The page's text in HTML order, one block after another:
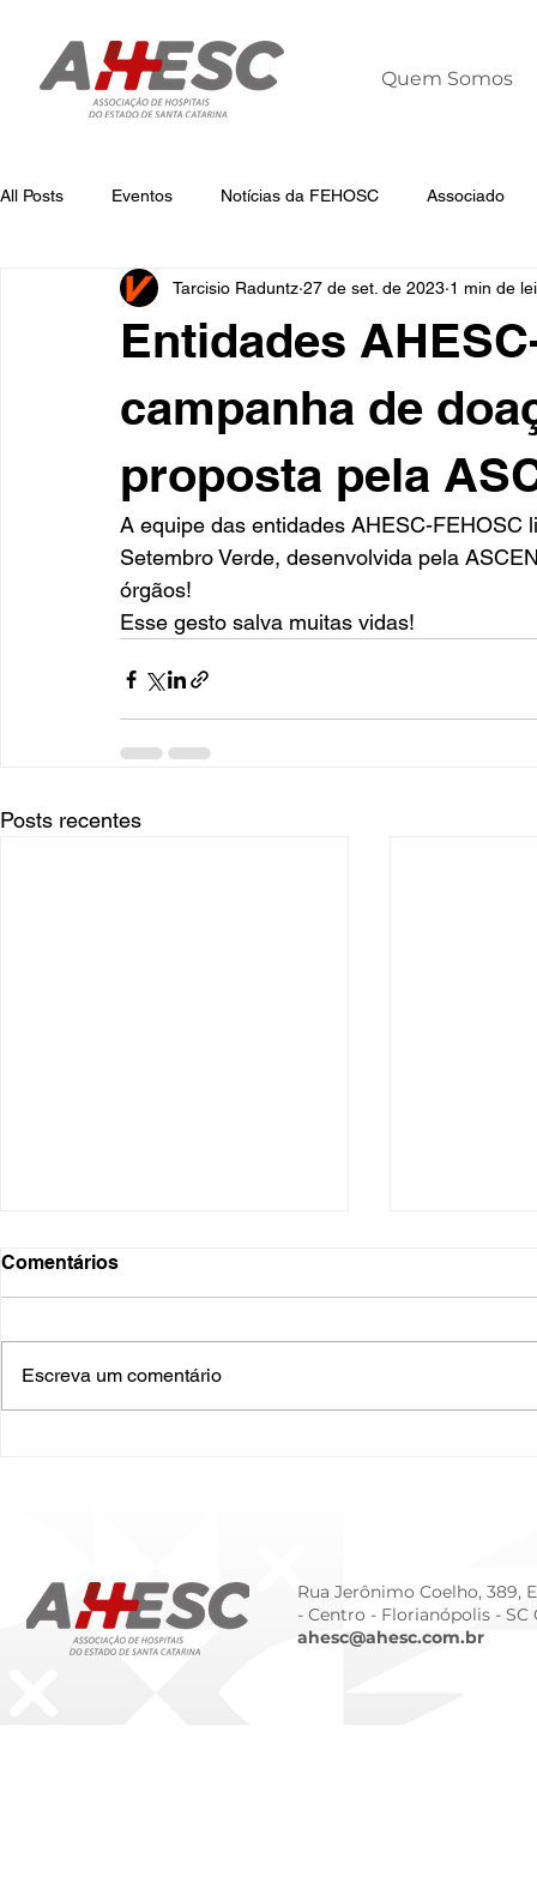
Quem Somos
All Posts Eventos Notícias da FEHOSC Associado
Notícias da AHESC Liderança Dia
Entidades
campanha de
proposta pela
Tarcisio Raduntz 27 de set. de 2023 1 min de
A equipe das entidades AHESC-
Setembro Verde, desenvolvida pela
órgãos!
Esse gesto salva muitas vidas!
Posts recentes
Comentários
Escreva um comentário
Rua Jerônimo Coelho, 389,
- Centro - Florianópolis - SC
ahesc@ahesc.com.br